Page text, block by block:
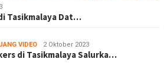
Tasikmalaya Dat…
VIDEO 2 Oktober 2023
di Tasikmalaya Salurka…